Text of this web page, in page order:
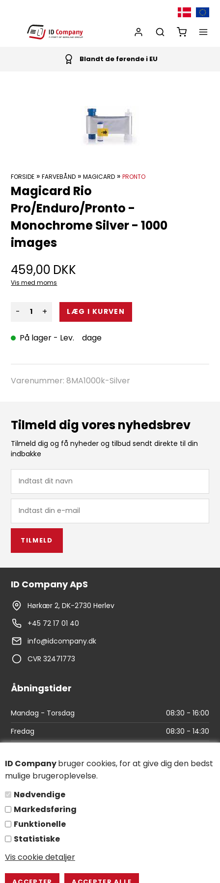
ID Companybruger cookies, for at give dig den bedst
mulige brugeroplevelse.
Nødvendige
Markedsføring
Funktionelle
Statistiske
Vis cookie detaljer
Blandt de førende i EU
FORSIDE »FARVEBÅND »MAGICARD »PRONTO
Magicard Rio
Pro/Enduro/Pronto -
Monochrome Silver - 1000
images
459,00 DKK
Vis med moms
- +
På lager - Lev. dage
Varenummer:8MA1000k-Silver
Tilmeld dig vores nyhedsbrev
Tilmeld dig og få nyheder og tilbud sendt direkte til din
indbakke
TILMELD
ID Company ApS
Hørkær 2, DK-2730 Herlev
+45 72 17 01 40
info@idcompany.dk
CVR 32471773
Åbningstider
Mandag - Torsdag
08:30 - 16:00
Fredag
08:30 - 14:30
Find vej
Salgs- og leveringsbetingelser
Persondatapolitik
Følg os